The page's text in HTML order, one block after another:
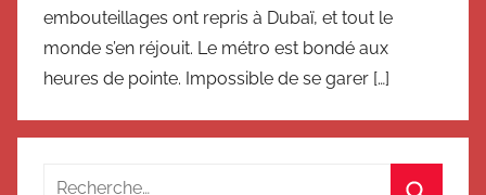
embouteillages ont repris à Dubaï, et tout le
monde s’en réjouit. Le métro est bondé aux
heures de pointe. Impossible de se garer […]
Recherche